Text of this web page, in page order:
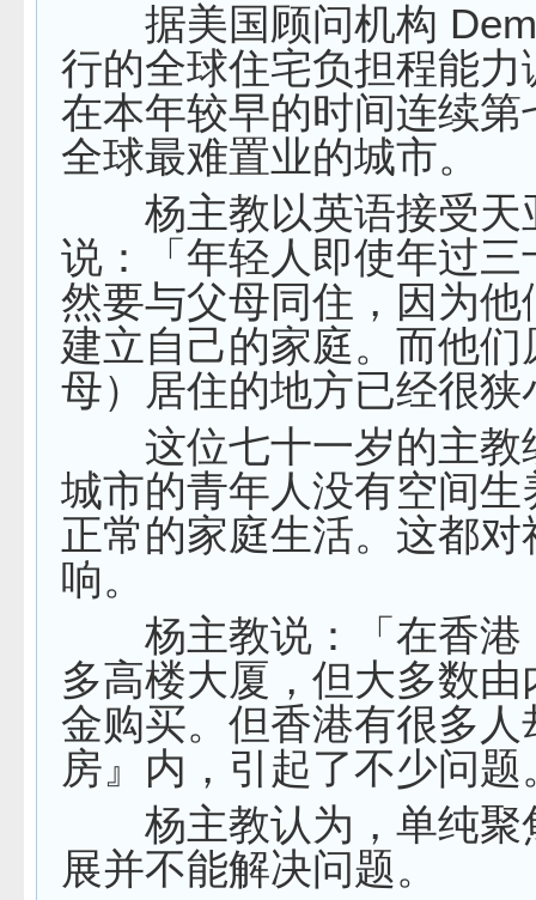
据美国顾问机构
行的全球住宅负担程能力
在本年较早的时间连续第
全球最难置业的城市。
杨主教以英语接受天
说：「年轻人即使年过三
然要与父母同住，因为他
建立自己的家庭。而他们
母）居住的地方已经很狭
这位七十一岁的主教
城市的青年人没有空间生
正常的家庭生活。这都对
响。
杨主教说：「在香港
多高楼大厦，但大多数由
金购买。但香港有很多人
房』内，引起了不少问题
杨主教认为，单纯聚
展并不能解决问题。